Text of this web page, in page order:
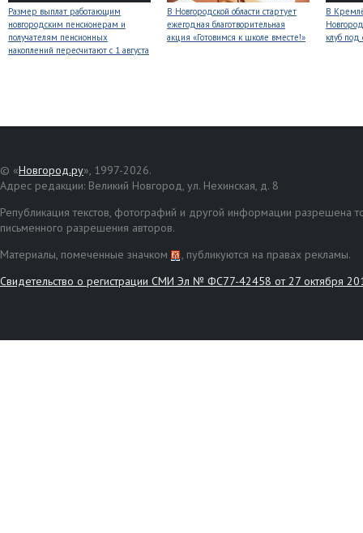
Размер выплат работающим
новгородским пенсионерам и
получателям пенсионных
накоплений пересчитают с 1 августа
В Новгородской области стартует
ежегодная благотворительная
акция «Готовимся к школе вместе!»
В
клуб
© «Новгород.ру», 1997-2026.
Адрес редакции: Великий Новгород, ул. Нехинская, д. 8
Републикация текстов, фотографий и другой информации разрешена
письменного разрешения авторов.
Материалы, помеченные значком
, публикуются на правах рекламы.
Свидетельство о регистрации СМИ Эл № ФС77-42458 от 27 октября